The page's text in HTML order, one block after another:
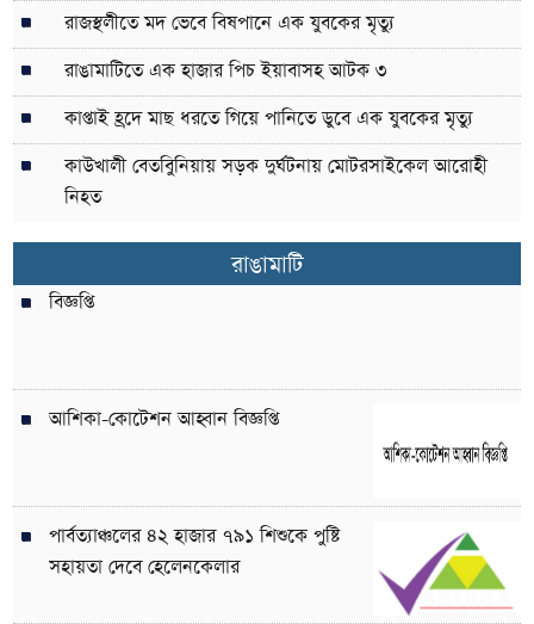
রাজস্থলীতে মদ ভেবে বিষপানে এক যুবকের মৃত্যু
রাঙামাটিতে এক হাজার পিচ ইয়াবাসহ আটক ৩
কাপ্তাই হ্রদে মাছ ধরতে গিয়ে পানিতে ডুবে এক যুবকের মৃত্যু
কাউখালী বেতবুিনিয়ায় সড়ক দুর্ঘটনায় মোটরসাইকেল আরোহী
নিহত
রাঙামাটি
বিজ্ঞপ্তি
আশিকা-কোটেশন আহ্বান বিজ্ঞপ্তি
পার্বত্যাঞ্চলের ৪২ হাজার ৭৯১ শিশুকে পুষ্টি
সহায়তা দেবে হেলেনকেলার